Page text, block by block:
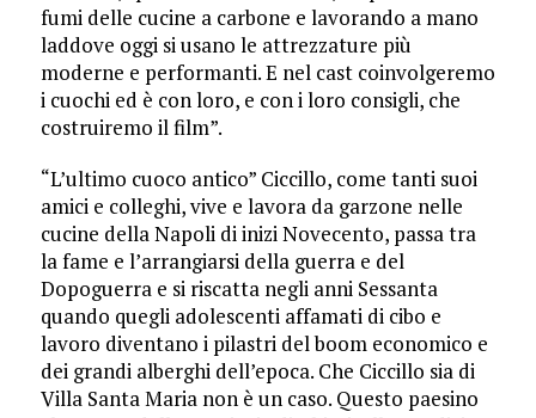
fumi delle cucine a carbone e lavorando a mano
laddove oggi si usano le attrezzature più
moderne e performanti. E nel cast coinvolgeremo
i cuochi ed è con loro, e con i loro consigli, che
costruiremo il film”.
“L’ultimo cuoco antico” Ciccillo, come tanti suoi
amici e colleghi, vive e lavora da garzone nelle
cucine della Napoli di inizi Novecento, passa tra
la fame e l’arrangiarsi della guerra e del
Dopoguerra e si riscatta negli anni Sessanta
quando quegli adolescenti affamati di cibo e
lavoro diventano i pilastri del boom economico e
dei grandi alberghi dell’epoca. Che Ciccillo sia di
Villa Santa Maria non è un caso. Questo paesino